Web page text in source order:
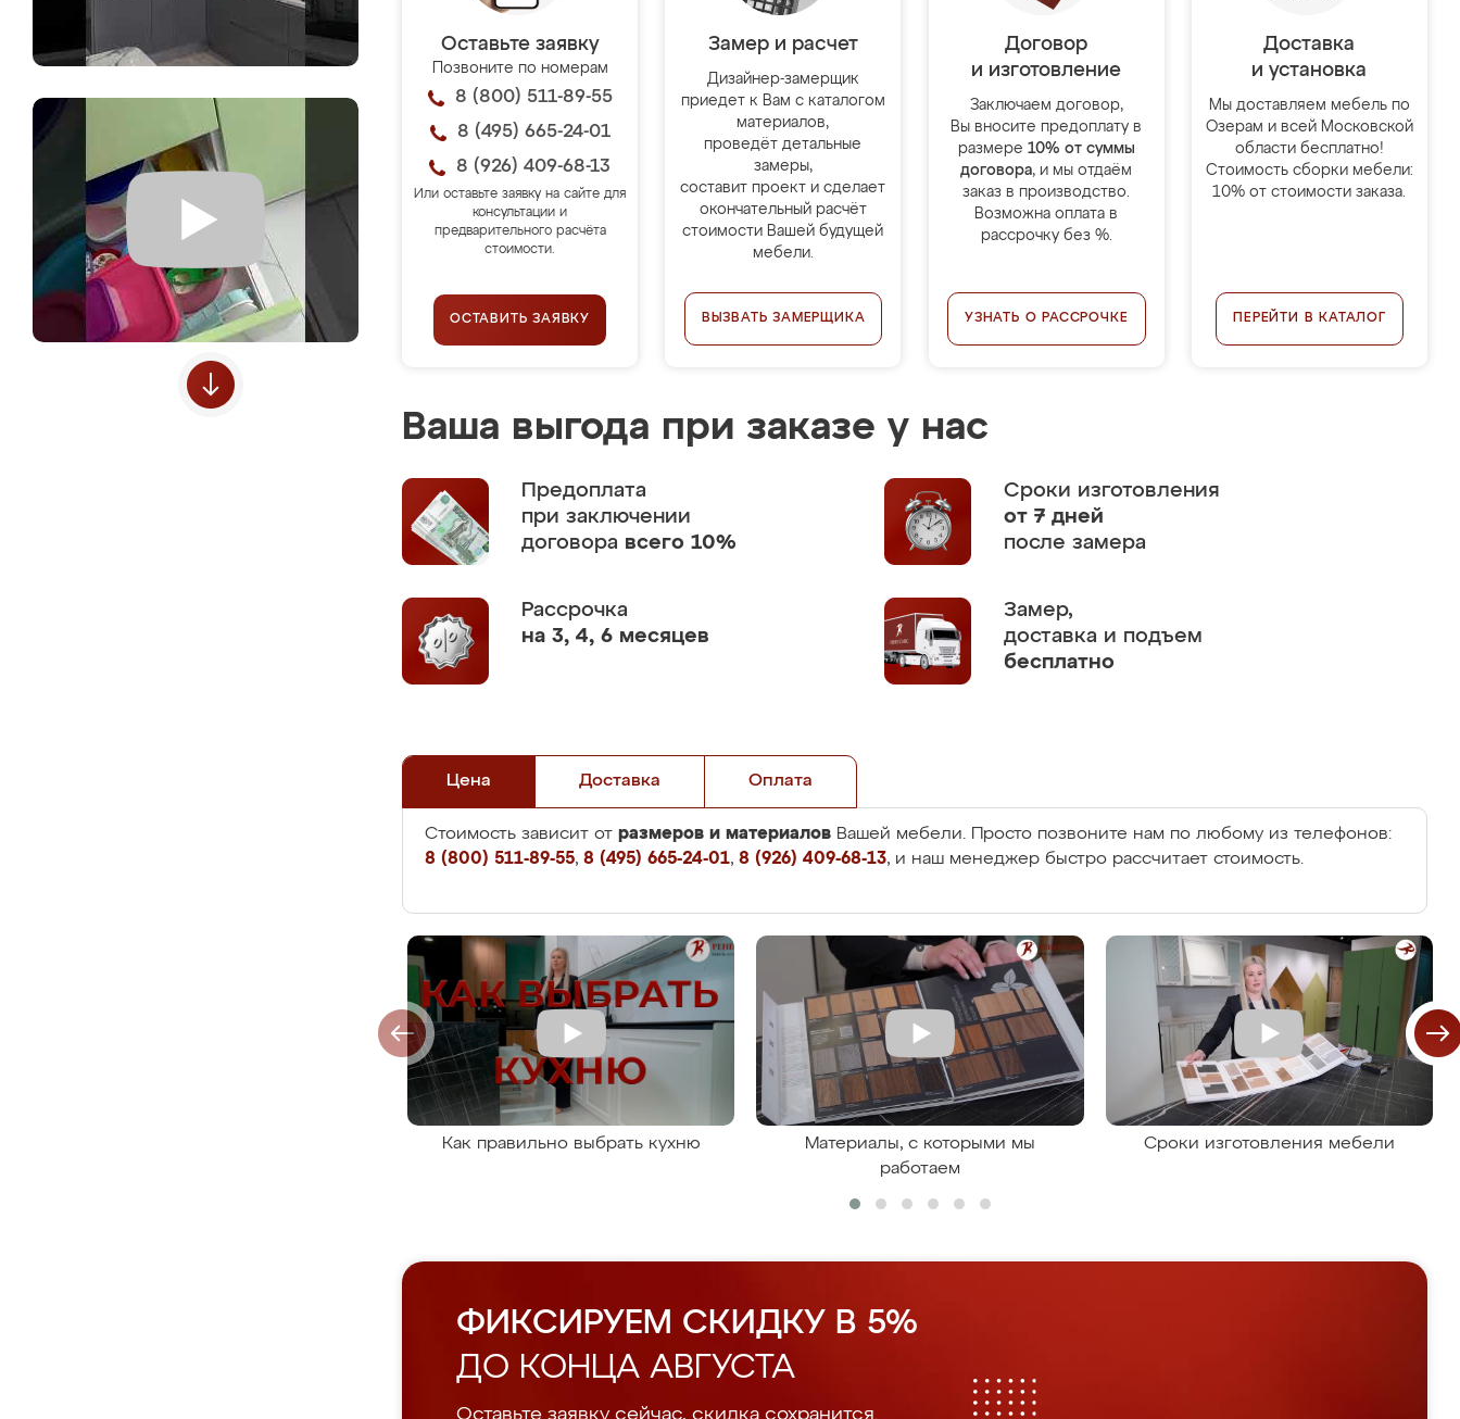
Оставьте заявку
Позвоните по номерам
8 (800) 511-89-55
8 (495) 665-24-01
8 (926) 409-68-13
Или оставьте заявку на сайте для
консультации и
предварительного расчёта
стоимости.
ОСТАВИТЬ ЗАЯВКУ
Замер и расчет
Дизайнер-замерщик
приедет к Вам с каталогом
материалов,
проведёт детальные
замеры,
составит проект и сделает
окончательный расчёт
стоимости Вашей будущей
мебели.
ВЫЗВАТЬ ЗАМЕРЩИКА
Договор
и изготовление
Заключаем договор,
Вы вносите предоплату в
размере 10% от суммы
договора, и мы отдаём
заказ в производство.
Возможна оплата в
рассрочку без %.
УЗНАТЬ О РАССРОЧКЕ
Доставка
и установка
Мы доставляем мебель по
Озерам и всей Московской
области бесплатно!
Стоимость сборки мебели:
10% от стоимости заказа.
ПЕРЕЙТИ В КАТАЛОГ
Ваша выгода при заказе у нас
Предоплата
при заключении
договора всего 10%
Сроки изготовления
от 7 дней
после замера
Рассрочка
на 3, 4, 6 месяцев
Замер,
доставка и подъем
бесплатно
Цена Доставка Оплата
Стоимость зависит от размеров и материалов Вашей мебели. Просто позвоните нам по любому из телефонов:
8 (800) 511-89-55, 8 (495) 665-24-01, 8 (926) 409-68-13, и наш менеджер быстро рассчитает стоимость.
Как правильно выбрать кухню
Материалы, с которыми мы
работаем
Сроки изготовления мебели
ФИКСИРУЕМ СКИДКУ В 5%
ДО КОНЦА АВГУСТА
Оставьте заявку сейчас, скидка сохранится.